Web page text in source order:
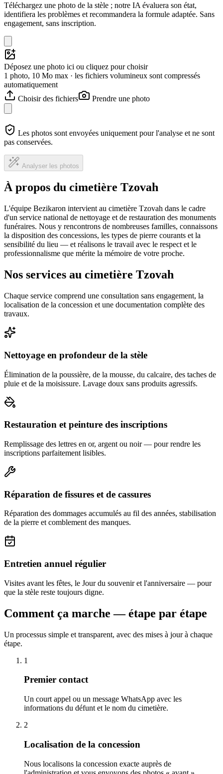
Téléchargez une photo de la stèle ; notre IA évaluera son état,
identifiera les problèmes et recommandera la formule adaptée. Sans
engagement, sans inscription.
Déposez une photo ici ou cliquez pour choisir
1 photo, 10 Mo max · les fichiers volumineux sont compressés
automatiquement
Choisir des fichiers
Prendre une photo
Les photos sont envoyées uniquement pour l'analyse et ne sont
pas conservées.
Analyser les photos
À propos du cimetière Tzovah
L'équipe Bezikaron intervient au cimetière Tzovah dans le cadre
d'un service national de nettoyage et de restauration des monuments
funéraires. Nous y rencontrons de nombreuses familles, connaissons
la disposition des concessions, les types de pierre courants et la
sensibilité du lieu — et réalisons le travail avec le respect et le
professionnalisme que mérite la mémoire de votre proche.
Nos services au cimetière Tzovah
Chaque service comprend une consultation sans engagement, la
localisation de la concession et une documentation complète des
travaux.
Nettoyage en profondeur de la stèle
Élimination de la poussière, de la mousse, du calcaire, des taches de
pluie et de la moisissure. Lavage doux sans produits agressifs.
Restauration et peinture des inscriptions
Remplissage des lettres en or, argent ou noir — pour rendre les
inscriptions parfaitement lisibles.
Réparation de fissures et de cassures
Réparation des dommages accumulés au fil des années, stabilisation
de la pierre et comblement des manques.
Entretien annuel régulier
Visites avant les fêtes, le Jour du souvenir et l'anniversaire — pour
que la stèle reste toujours digne.
Comment ça marche — étape par étape
Un processus simple et transparent, avec des mises à jour à chaque
étape.
1
Premier contact
Un court appel ou un message WhatsApp avec les
informations du défunt et le nom du cimetière.
2
Localisation de la concession
Nous localisons la concession exacte auprès de